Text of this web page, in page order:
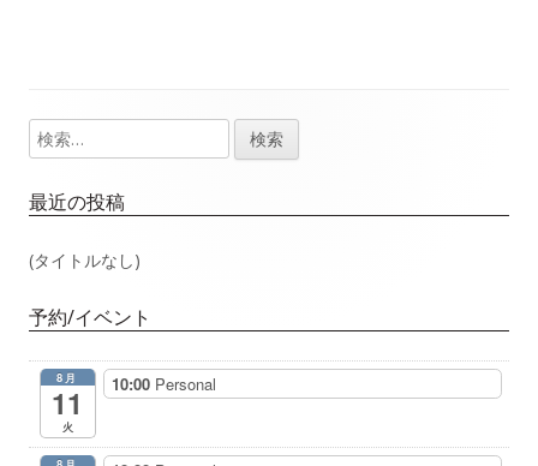
ビ
ゲ
ー
シ
ョ
ン
メ
イ
ン
ド
バ
検
索:
最近の投稿
(タイトルなし)
予約/イベント
8月
11
火
10:00 Personal